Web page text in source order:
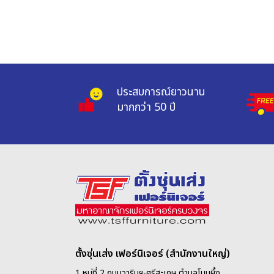
ประสบการณ์ยาวนาน
มากกว่า 50 ปี
ตั้งซุ่นเส่ง เฟอร์นิเจอร์ (สำนักงานใหญ่)